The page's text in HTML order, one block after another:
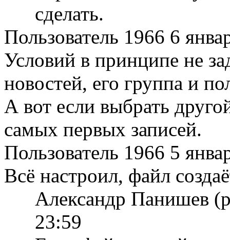
сделать.
Пользователь 1966 6
Условий в принципе не
новостей, его группа и
А вот если выбрать
самых первых записей.
Пользователь 1966 5
Всё настроил, файл
Александр Панишев
23:59